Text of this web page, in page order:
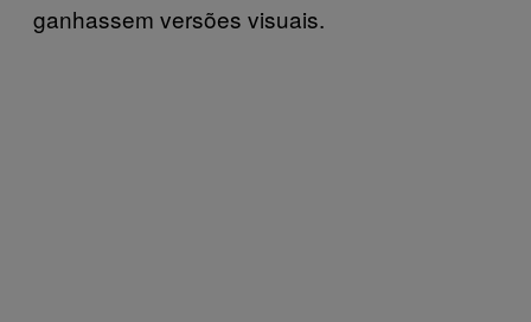
ganhassem versões visuais.